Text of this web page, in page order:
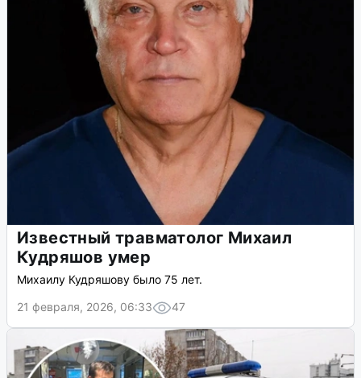
Известный травматолог Михаил
Кудряшов умер
Михаилу Кудряшову было 75 лет.
21 февраля, 2026, 06:33
47